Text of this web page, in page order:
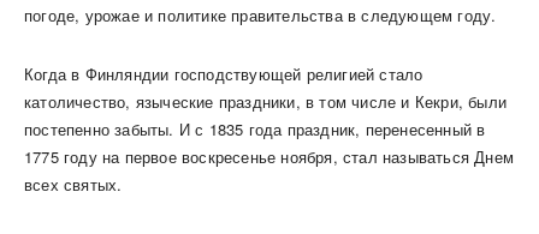
погоде, урожае и политике правительства в следующем году.
Когда в Финляндии господствующей религией стало
католичество, языческие праздники, в том числе и Кекри, были
постепенно забыты. И с 1835 года праздник, перенесенный в
1775 году на первое воскресенье ноября, стал называться Днем
всех святых.